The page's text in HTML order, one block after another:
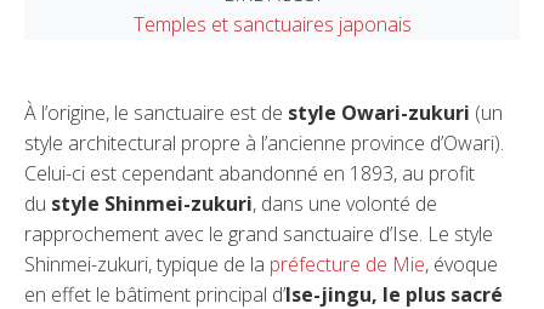
Temples et sanctuaires japonais
À l’origine, le sanctuaire est de style Owari-zukuri (un
style architectural propre à l’ancienne province d’Owari).
Celui-ci est cependant abandonné en 1893, au profit
du style Shinmei-zukuri, dans une volonté de
rapprochement avec le grand sanctuaire d’Ise. Le style
Shinmei-zukuri, typique de la préfecture de Mie, évoque
en effet le bâtiment principal d’Ise-jingu, le plus sacré